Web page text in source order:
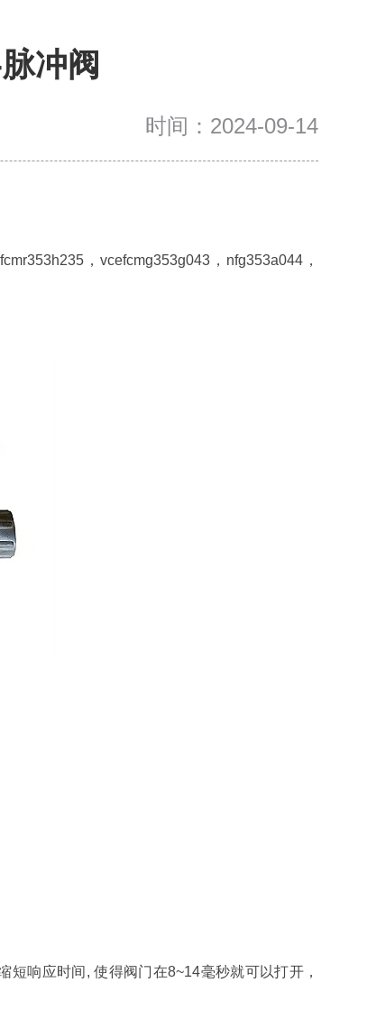
冲阀
时间：2024-09-14
，vcefcmg353g043，nfg353a044，
响应时间, 使得阀门在8~14毫秒就可以打开，